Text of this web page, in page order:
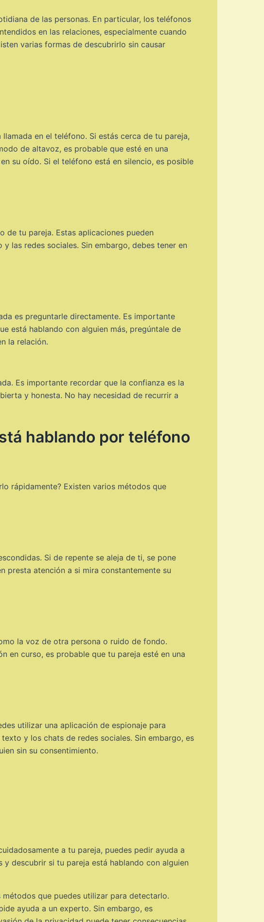
de las personas. En particular, los teléfonos
en las relaciones, especialmente cuando
varias formas de descubrirlo sin causar
en el teléfono. Si estás cerca de tu pareja,
de altavoz, es probable que esté en una
su oído. Si el teléfono está en silencio, es posible
tu pareja. Estas aplicaciones pueden
las redes sociales. Sin embargo, debes tener en
es preguntarle directamente. Es importante
está hablando con alguien más, pregúntale de
la relación.
Es importante recordar que la confianza es la
y honesta. No hay necesidad de recurrir a
hablando por teléfono
rápidamente? Existen varios métodos que
Si de repente se aleja de ti, se pone
presta atención a si mira constantemente su
la voz de otra persona o ruido de fondo.
en curso, es probable que tu pareja esté en una
utilizar una aplicación de espionaje para
y los chats de redes sociales. Sin embargo, es
sin su consentimiento.
a tu pareja, puedes pedir ayuda a
descubrir si tu pareja está hablando con alguien
que puedes utilizar para detectarlo.
ayuda a un experto. Sin embargo, es